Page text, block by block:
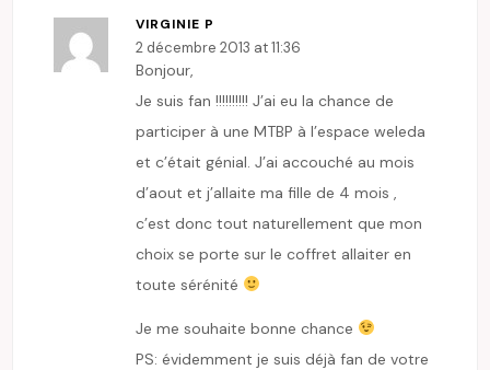
VIRGINIE P
2 décembre 2013 at 11:36
Bonjour,
Je suis fan !!!!!!!!!! J’ai eu la chance de
participer à une MTBP à l’espace weleda
et c’était génial. J’ai accouché au mois
d’aout et j’allaite ma fille de 4 mois ,
c’est donc tout naturellement que mon
choix se porte sur le coffret allaiter en
toute sérénité
Je me souhaite bonne chance
PS: évidemment je suis déjà fan de votre